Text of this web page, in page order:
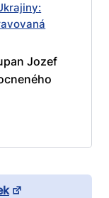
Jozef